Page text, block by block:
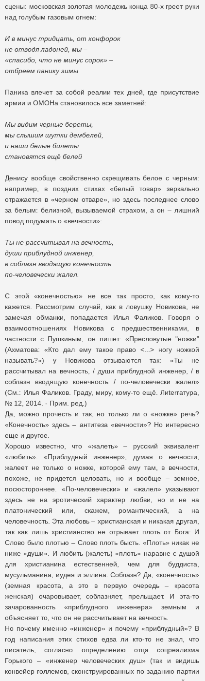
сцены: московская золотая молодежь конца 80-х греет руки
над голубым газовым огнем:
И в минус тридцать, от конфорок
не отводя ладоней, мы –
«спасибо, что не минус сорок» –
отбреем панику зимы
Паника влечет за собой реалии тех дней, где присутствие
армии и ОМОНа становилось все заметней:
Мы видим черные береты,
мы слышим шутки дембелей,
и наши белые билеты
становятся ещё белей
Денису вообще свойственно скрещивать белое с черным:
например, в поздних стихах «белый товар» зеркально
отражается в «черном отваре», но здесь последнее слово
за белым: белизной, вызываемой страхом, а он – лишний
повод подумать о «вечности»:
Ты не рассчитывал на вечность,
души приблудной инженер,
в соблазн вводящую конечность
по-человечески жалел.
С этой «конечностью» не все так просто, как кому-то
кажется. Рассмотрим случай, как в ловушку Новикова, не
замечая обманки, попадается Илья Фаликов. Говоря о
взаимоотношениях Новикова с предшественниками, в
частности с Пушкиным, он пишет: «Пресловутые "ножки”
(Ахматова: «Кто дал ему такое право <...> ногу ножкой
называть?») у Новикова отзываются так: «Ты не
рассчитывал на вечность, / души приблудной инженер, / в
соблазн вводящую конечность / по-человечески жалел»
(Cм.: Илья Фаликов. Граду, миру, кому-то ещё. Лиterraтура,
№ 12, 2014. - Прим. ред.)
Да, можно прочесть и так, но только ли о «ножке» речь?
«Конечность» здесь – антитеза «вечности»? Но интересно
еще и другое.
Хорошо известно, что «жалеть» – русский эквивалент
«любить». «Приблудный инженер», думая о вечности,
жалеет не только о ножке, которой ему там, в вечности,
похоже, не придется целовать, но и вообще – земное,
посюстороннее. «По-человечески» и «жалел» указывают
здесь не на эротический характер любви, но и не на
платонический или, скажем, романтический, а на
человечность. Эта любовь – христианская и никакая другая,
так как лишь христианство не отрывает плоть от Бога: И
Слово было плотью – Слово плоть бысть. «Плоть» никак не
ниже «души». И любить (жалеть) «плоть» наравне с душой
для христианина естественней, чем для буддиста,
мусульманина, иудея и эллина. Соблазн? Да, «конечность»
(земная красота, а это в первую очередь – красота
женская) очаровывает, соблазняет, прельщает. И эта-то
зачарованность «приблудного инженера» земным и
объясняет то, что он не рассчитывает на вечность.
Но почему именно «инженер» и почему «приблудный»? В
год написания этих стихов едва ли кто-то не знал, что
писатель, согласно определению отца соцреализма
Горького – «инженер человеческих душ» (так и видишь
конвейер голлемов, сконструированных по заданию партии